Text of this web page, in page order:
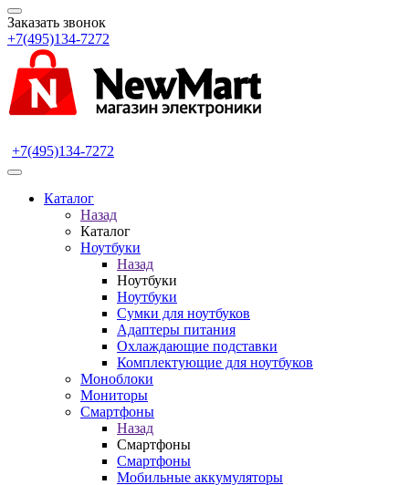
Заказать звонок
+7(495)134-7272
+7(495)134-7272
Каталог
Назад
Каталог
Ноутбуки
Назад
Ноутбуки
Ноутбуки
Сумки для ноутбуков
Адаптеры питания
Охлаждающие подставки
Комплектующие для ноутбуков
Моноблоки
Мониторы
Смартфоны
Назад
Смартфоны
Смартфоны
Мобильные аккумуляторы